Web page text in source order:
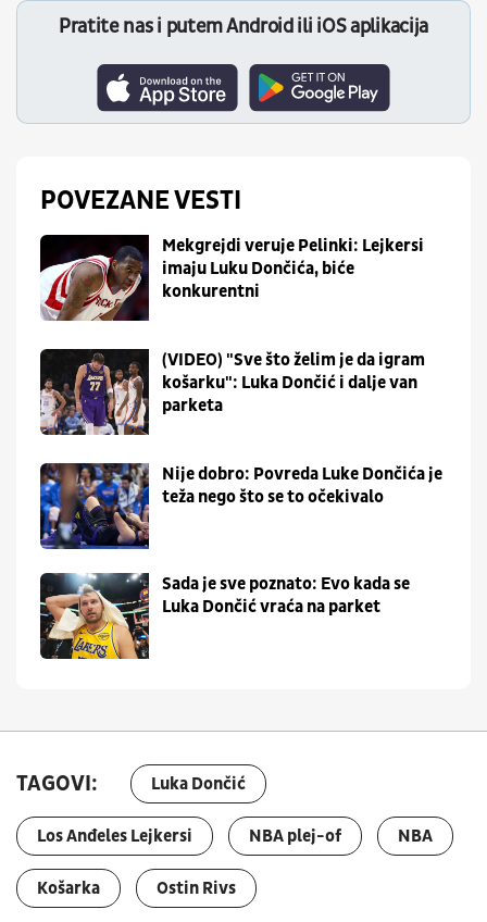
Pratite nas i putem Android ili iOS aplikacija
POVEZANE VESTI
Mekgrejdi veruje Pelinki: Lejkersi
imaju Luku Dončića, biće
konkurentni
(VIDEO) "Sve što želim je da igram
košarku": Luka Dončić i dalje van
parketa
Nije dobro: Povreda Luke Dončića je
teža nego što se to očekivalo
Sada je sve poznato: Evo kada se
Luka Dončić vraća na parket
TAGOVI: Luka Dončić
Los Anđeles Lejkersi NBA plej-of NBA
Košarka Ostin Rivs